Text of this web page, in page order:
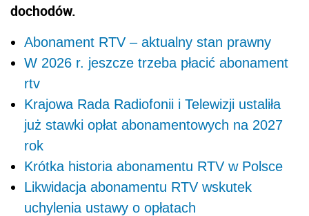
dochodów.
Abonament RTV – aktualny stan prawny
W 2026 r. jeszcze trzeba płacić abonament
rtv
Krajowa Rada Radiofonii i Telewizji ustaliła
już stawki opłat abonamentowych na 2027
rok
Krótka historia abonamentu RTV w Polsce
Likwidacja abonamentu RTV wskutek
uchylenia ustawy o opłatach